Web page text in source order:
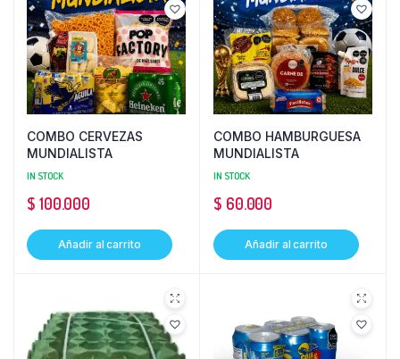
COMBO CERVEZAS
MUNDIALISTA
IN STOCK
$ 100.000
Añadir al carrito
COMBO HAMBURGUESA
MUNDIALISTA
IN STOCK
$ 60.000
Añadir al carrito